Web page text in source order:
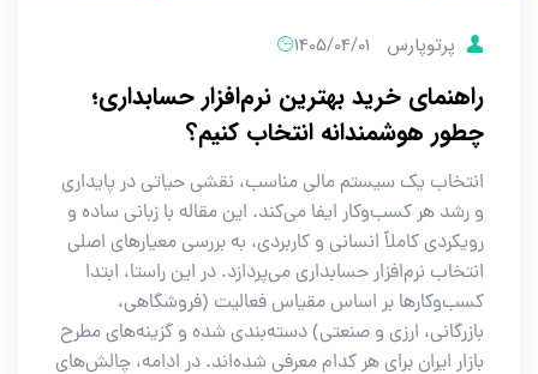
پرتوپارس 1405/04/01
راهنمای خرید بهترین نرم‌افزار حسابداری؛
چطور هوشمندانه انتخاب کنیم؟
انتخاب یک سیستم مالی مناسب، نقشی حیاتی در پایداری
و رشد هر کسب‌وکار ایفا می‌کند. این مقاله با زبانی ساده و
رویکردی کاملاً انسانی و کاربردی، به بررسی معیارهای اصلی
انتخاب نرم‌افزار حسابداری می‌پردازد. در این راستا، ابتدا
کسب‌وکارها بر اساس مقیاس فعالیت (فروشگاهی،
بازرگانی، ارزی و صنعتی) دسته‌بندی شده و گزینه‌های مطرح
بازار ایران برای هر کدام معرفی شده‌اند. در ادامه، چالش‌های